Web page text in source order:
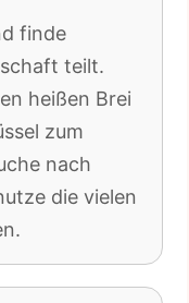
finde
teilt.
heißen Brei
zum
nach
die vielen